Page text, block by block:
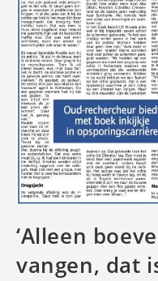
‘Alleen
vangen, dat